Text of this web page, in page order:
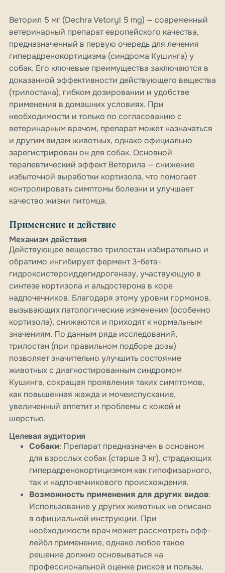
Веторил 5 мг (Dechra Vetoryl 5 mg) — современный
ветеринарный препарат европейского качества,
предназначенный в первую очередь для лечения
гиперадренокортицизма (синдрома Кушинга) у
собак. Его ключевые преимущества заключаются в
доказанной эффективности действующего вещества
(трилостана), гибком дозировании и удобстве
применения в домашних условиях. При
необходимости и только по согласованию с
ветеринарным врачом, препарат может назначаться
и другим видам животных, однако официально
зарегистрирован он для собак. Основной
терапевтический эффект Веторила — снижение
избыточной выработки кортизола, что помогает
контролировать симптомы болезни и улучшает
качество жизни питомца.
Применение и действие
Механизм действия
Действующее вещество трилостан избирательно и
обратимо ингибирует фермент 3-бета-
гидроксистероиддегидрогеназу, участвующую в
синтезе кортизола и альдостерона в коре
надпочечников. Благодаря этому уровни гормонов,
вызывающих патологические изменения (особенно
кортизола), снижаются и приходят к нормальным
значениям. По данным ряда исследований,
трилостан (при правильном подборе дозы)
позволяет значительно улучшить состояние
животных с диагностированным синдромом
Кушинга, сокращая проявления таких симптомов,
как повышенная жажда и мочеиспускание,
увеличенный аппетит и проблемы с кожей и
шерстью.
Целевая аудитория
Собаки: Препарат предназначен в основном
для взрослых собак (старше 3 кг), страдающих
гиперадренокортицизмом как гипофизарного,
так и надпочечникового происхождения.
Возможность применения для других видов:
Использование у других животных не описано
в официальной инструкции. При
необходимости врач может рассмотреть офф-
лейбл применение, однако любое такое
решение должно основываться на
профессиональной оценке рисков и пользы.